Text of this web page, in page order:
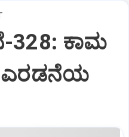
328: ಕಾಮ
ಎರಡನೆಯ